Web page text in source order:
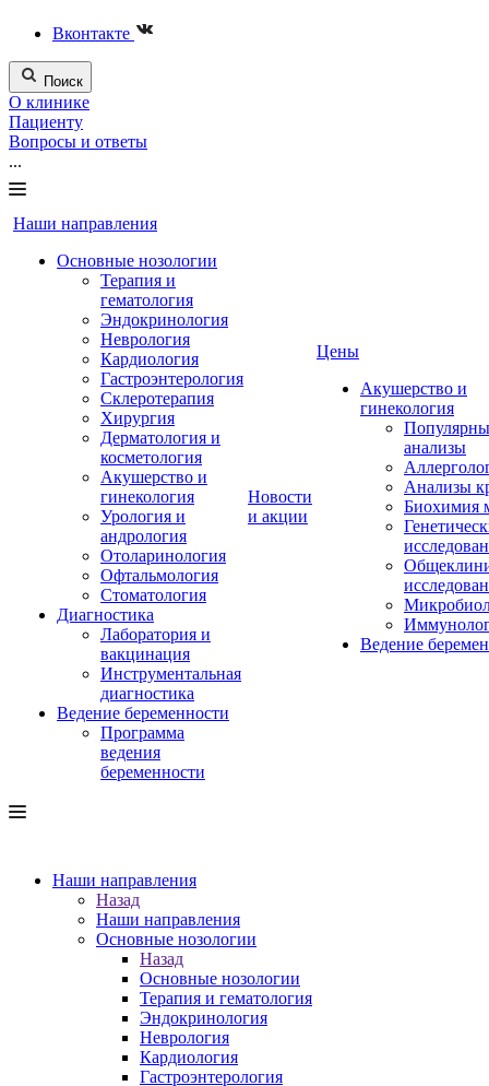
Вконтакте
Поиск
О клинике
Пациенту
Вопросы и ответы
...
Наши направления
Основные нозологии
Терапия и
гематология
Эндокринология
Неврология
Кардиология
Гастроэнтерология
Склеротерапия
Хирургия
Дерматология и
косметология
Акушерство и
гинекология
Урология и
андрология
Отоларинология
Офтальмология
Стоматология
Диагностика
Лаборатория и
вакцинация
Инструментальная
диагностика
Ведение беременности
Программа
ведения
беременности
Новости
и акции
Цены
Акушерство и
гинекология
анализы
Анализы
Биохимия
Ведение
Наши направления
Назад
Наши направления
Основные нозологии
Назад
Основные нозологии
Терапия и гематология
Эндокринология
Неврология
Кардиология
Гастроэнтерология